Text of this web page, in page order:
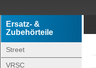
Ersatz- &
Zubehörteile
Street
VRSC